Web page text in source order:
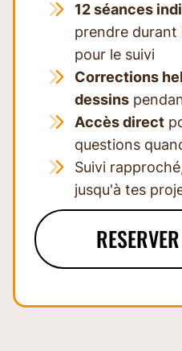
12 séances
prendre durant
pour le suivi
Corrections
dessins
Accès direct
questions
Suivi
jusqu'à tes